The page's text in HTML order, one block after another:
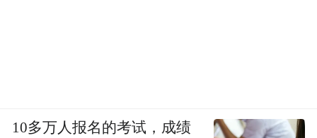
10多万人报名的考试，成绩